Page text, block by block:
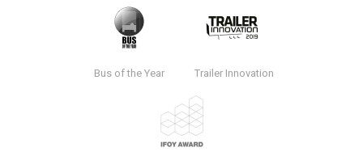
Bus of the Year Trailer Innovation